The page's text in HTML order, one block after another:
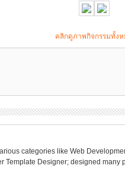
คลิกดูภาพกิจกรรมทั้ง
categories like Web
Template Designer; designed many